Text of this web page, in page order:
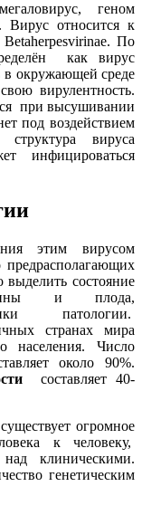
геном
Вирус относится к
По
как вирус
в окружающей среде
вирулентность.
при высушивании
под воздействием
вируса
инфицироваться
этим вирусом
предрасполагающих
состояние
и плода,
патологии.
странах мира
Число
около 90%.
составляет 40-
огромное
к человеку,
клиническими.
генетическим